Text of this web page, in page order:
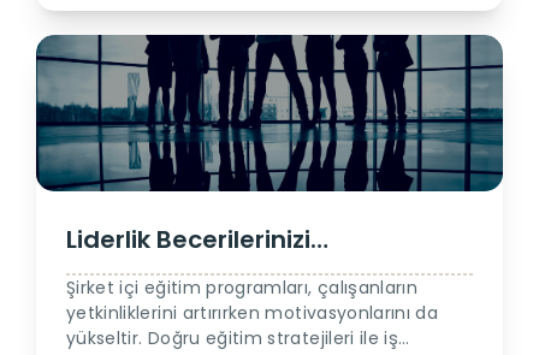
Liderlik Becerilerinizi
Geliştirmenin 5 Yolu
Şirket içi eğitim programları, çalışanların
yetkinliklerini artırırken motivasyonlarını da
yükseltir. Doğru eğitim stratejileri ile iş